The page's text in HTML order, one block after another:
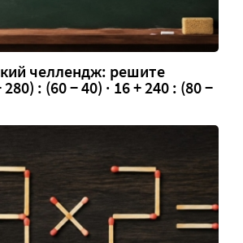
челлендж: решите
: (60 − 40) · 16 + 240 : (80 −